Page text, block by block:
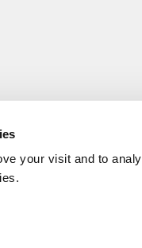
your visit and to